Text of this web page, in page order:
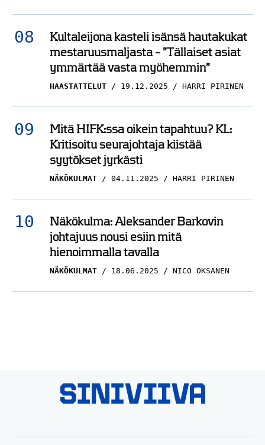
Kultaleijona kasteli isänsä hautakukat
mestaruusmaljasta – ”Tällaiset asiat
ymmärtää vasta myöhemmin”
HAASTATTELUT 19.12.2025 HARRI PIRINEN
Mitä HIFK:ssa oikein tapahtuu? KL:
Kritisoitu seurajohtaja kiistää
syytökset jyrkästi
NÄKÖKULMAT 04.11.2025 HARRI PIRINEN
Näkökulma: Aleksander Barkovin
johtajuus nousi esiin mitä
hienoimmalla tavalla
NÄKÖKULMAT 18.06.2025 NICO OKSANEN